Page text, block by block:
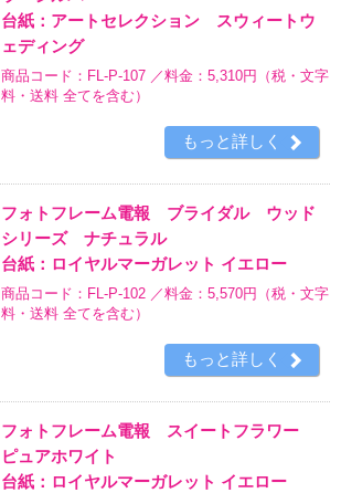
台紙：アートセレクション スウィートウ
ェディング
商品コード：FL-P-107 ／料金：5,310円
（税・文字
料・送料 全てを含む）
もっと詳しく
フォトフレーム電報 ブライダル ウッド
シリーズ ナチュラル
台紙：ロイヤルマーガレット イエロー
商品コード：FL-P-102 ／料金：5,570円
（税・文字
料・送料 全てを含む）
もっと詳しく
フォトフレーム電報 スイートフラワー
ピュアホワイト
台紙：ロイヤルマーガレット イエロー